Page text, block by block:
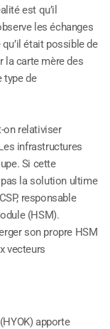
est qu’il
les échanges
était possible de
la carte mère des
type de
on relativiser
infrastructures
Si cette
la solution ultime
responsable
(HSM).
son propre HSM
vecteurs
apporte